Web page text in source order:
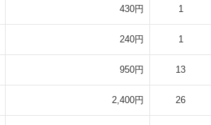
430円 1
240円 1
950円 13
2,400円 26